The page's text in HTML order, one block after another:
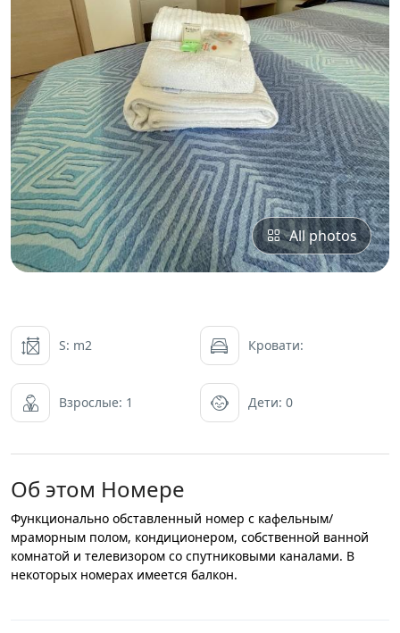
All photos
S: m2 Кровати:
Взрослые: 1 Дети: 0
Об этом Номере
Функционально обставленный номер с кафельным/
мраморным полом, кондиционером, собственной ванной
комнатой и телевизором со спутниковыми каналами. В
некоторых номерах имеется балкон.